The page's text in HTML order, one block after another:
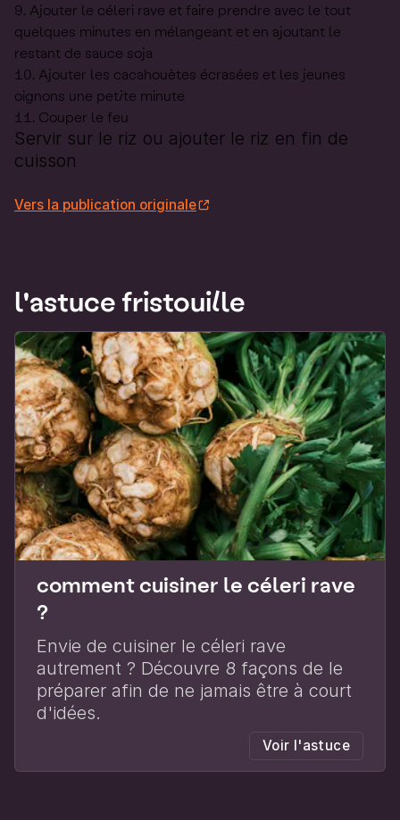
Ajouter le céleri rave et faire prendre avec le tout
quelques minutes en mélangeant et en ajoutant le
restant de sauce soja
Ajouter les cacahouètes écrasées et les jeunes
oignons une petite minute
Couper le feu
Servir sur le riz ou ajouter le riz en fin de
cuisson
Vers la publication originale
l'astuce fristouille
comment cuisiner le céleri rave
?
Envie de cuisiner le céleri rave
autrement ? Découvre 8 façons de le
préparer afin de ne jamais être à court
d'idées.
Voir l'astuce